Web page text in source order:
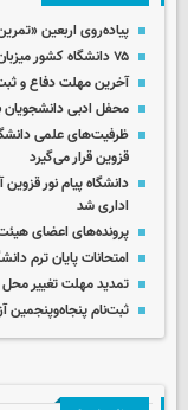
پیاده‌روی اربعین
۷۵ دانشگاه کشور میزبان دانشجویان نابینا و کم‌بینا هستند
آخرین مهلت دفاع و
محفل ادبی دانشجویان
ظرفیت‌های علمی
قزوین قرار می‌گیرد
دانشگاه پیام نور
اداری شد
پرونده‌های اعضای
امتحانات پایان ترم
تمدید مهلت تغییر محل
ثبت‌نام پنجاه‌وپنجمین